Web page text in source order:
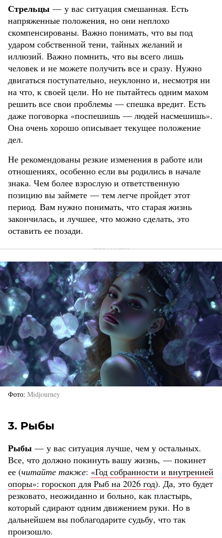
Стрельцы — у вас ситуация смешанная. Есть
напряженные положения, но они неплохо
скомпенсированы. Важно понимать, что вы под
ударом собственной тени, тайных желаний и
иллюзий. Важно помнить, что вы всего лишь
человек и не можете получить все и сразу. Нужно
двигаться поступательно, неуклонно и, несмотря ни
на что, к своей цели. Но не пытайтесь одним махом
решить все свои проблемы — спешка вредит. Есть
даже поговорка «поспешишь — людей насмешишь».
Она очень хорошо описывает текущее положение
дел.
Не рекомендованы резкие изменения в работе или
отношениях, особенно если вы родились в начале
знака. Чем более взрослую и ответственную
позицию вы займете — тем легче пройдет этот
период. Вам нужно понимать, что старая жизнь
закончилась, и лучшее, что можно сделать, это
оставить ее позади.
Фото Midjourney
3. Рыбы
Рыбы — у вас ситуация лучше, чем у остальных.
Все, что должно покинуть вашу жизнь, — покинет
ее (читайте также: «Год собранности и внутренней
опоры»: гороскоп для Рыб на 2026 год). Да, это будет
резковато, неожиданно и больно, как пластырь,
который сдирают одним движением руки. Но в
дальнейшем вы поблагодарите судьбу, что так
произошло.